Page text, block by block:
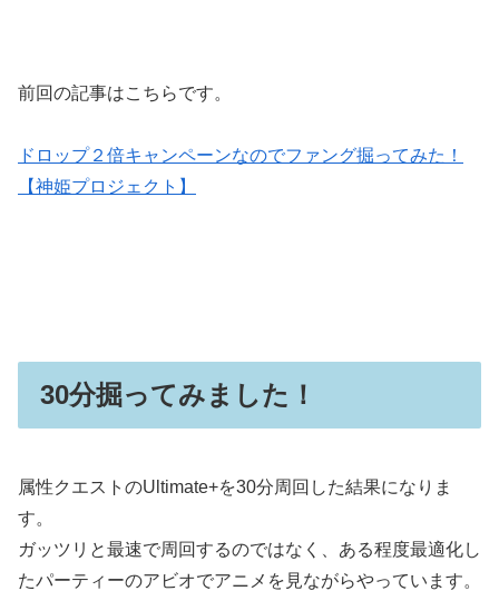
前回の記事はこちらです。
ドロップ２倍キャンペーンなのでファング掘ってみた！
【神姫プロジェクト】
30分掘ってみました！
属性クエストのUltimate+を30分周回した結果になりま
す。
ガッツリと最速で周回するのではなく、ある程度最適化し
たパーティーのアビオでアニメを見ながらやっています。